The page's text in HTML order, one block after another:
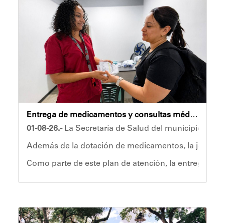
Anyelimar Sierra
Entrega de medicamentos y consultas médicas en Campamento Transitorio Mariscal Sucre
01-08-26.-La Secretaría de Salud del municipio
Además de la dotación de medicamentos, la
Como parte de este plan de atención, la entrega
Lilianita Aguilera, una de las beneficiarias de la
Con estas acciones se reafirma el compromiso de